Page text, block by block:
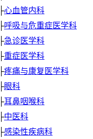
├心血管内科
├呼吸与危重症医学科
├急诊医学科
├重症医学科
├疼痛与康复医学科
├眼科
├耳鼻咽喉科
├中医科
├感染性疾病科